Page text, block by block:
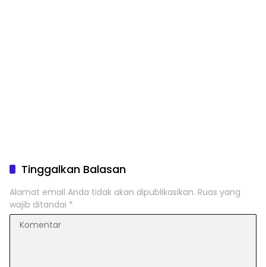
Tinggalkan Balasan
Alamat email Anda tidak akan dipublikasikan. Ruas yang
wajib ditandai *